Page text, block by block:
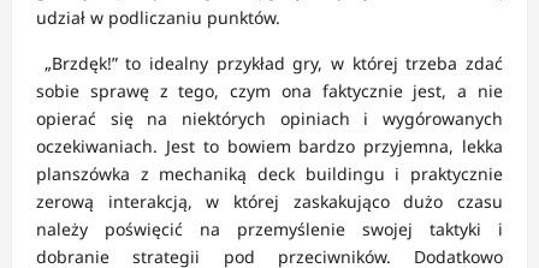
udział w podliczaniu punktów.
„Brzdęk!” to idealny przykład gry, w której trzeba zdać
sobie sprawę z tego, czym ona faktycznie jest, a nie
opierać się na niektórych opiniach i wygórowanych
oczekiwaniach. Jest to bowiem bardzo przyjemna, lekka
planszówka z mechaniką deck buildingu i praktycznie
zerową interakcją, w której zaskakująco dużo czasu
należy poświęcić na przemyślenie swojej taktyki i
dobranie strategii pod przeciwników. Dodatkowo